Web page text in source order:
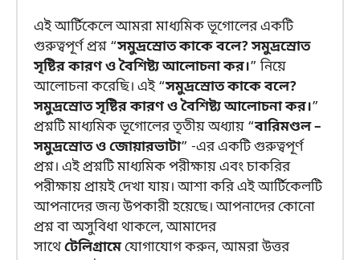
এই আর্টিকেলে আমরা মাধ্যমিক ভূগোলের একটি
গুরুত্বপূর্ণ প্রশ্ন “সমুদ্রস্রোত কাকে বলে? সমুদ্রস্রোত
সৃষ্টির কারণ ও বৈশিষ্ট্য আলোচনা কর।” নিয়ে
আলোচনা করেছি। এই “সমুদ্রস্রোত কাকে বলে?
সমুদ্রস্রোত সৃষ্টির কারণ ও বৈশিষ্ট্য আলোচনা কর।”
প্রশ্নটি মাধ্যমিক ভূগোলের তৃতীয় অধ্যায় “বারিমণ্ডল –
সমুদ্রস্রোত ও জোয়ারভাটা” -এর একটি গুরুত্বপূর্ণ
প্রশ্ন। এই প্রশ্নটি মাধ্যমিক পরীক্ষায় এবং চাকরির
পরীক্ষায় প্রায়ই দেখা যায়। আশা করি এই আর্টিকেলটি
আপনাদের জন্য উপকারী হয়েছে। আপনাদের কোনো
প্রশ্ন বা অসুবিধা থাকলে, আমাদের
সাথেটেলিগ্রামেযোগাযোগ করুন, আমরা উত্তর